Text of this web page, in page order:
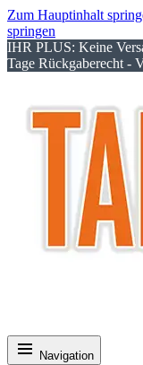
Zum Hauptinhalt
springen
IHR PLUS: Keine
Tage Rückgaberecht -
Navigation